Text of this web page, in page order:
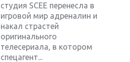
студия SCEE перенесла в
игровой мир адреналин и
накал страстей
оригинального
телесериала, в котором
спецагент...